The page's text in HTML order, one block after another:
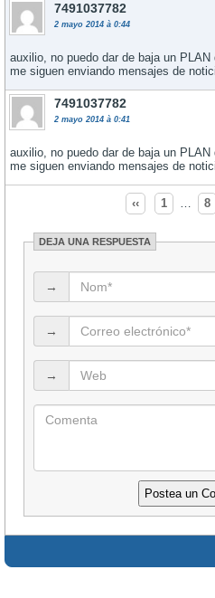
7491037782
2 mayo 2014 à 0:44
auxilio, no puedo dar de baja un
me siguen enviando mensajes de
7491037782
2 mayo 2014 à 0:41
auxilio, no puedo dar de baja un
me siguen enviando mensajes de
‹‹ 1 … 8
DEJA UNA RESPUESTA
→
→
→